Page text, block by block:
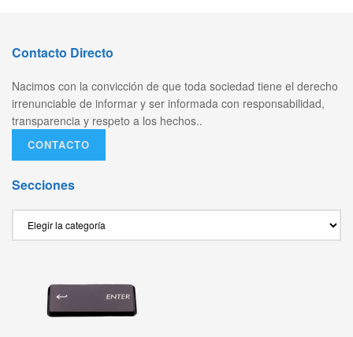
Contacto Directo
Nacimos con la convicción de que toda sociedad tiene el derecho
irrenunciable de informar y ser informada con responsabilidad,
transparencia y respeto a los hechos..
CONTACTO
Secciones